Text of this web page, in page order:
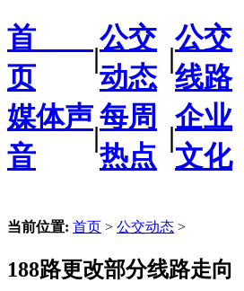
首
页
|
公交
动态
|
公交
线路
媒体声
音
|
每周
热点
|
企业
文化
当前位置: 首页 > 公交动态 >
188路更改部分线路走向